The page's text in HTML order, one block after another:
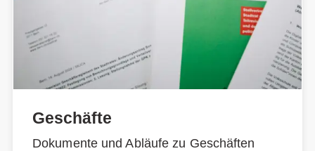
Geschäfte
Dokumente und Abläufe zu Geschäften